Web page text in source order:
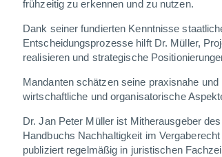
frühzeitig zu erkennen und zu nutzen.
Dank seiner fundierten Kenntnisse
Entscheidungsprozesse hilft Dr. Müller,
realisieren und strategische
Mandanten schätzen seine praxisnahe
wirtschaftliche und organisatorische
Dr. Jan Peter Müller ist Mitherausgeber
Handbuchs Nachhaltigkeit im
publiziert regelmäßig in juristischen